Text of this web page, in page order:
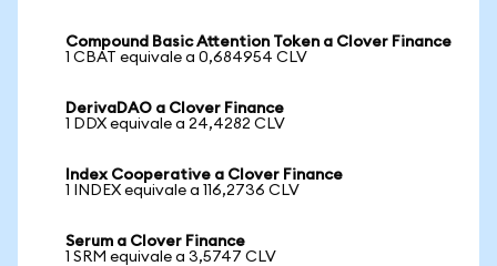
Compound Basic Attention Token a Clover Finance
1 CBAT equivale a 0,684954 CLV
DerivaDAO a Clover Finance
1 DDX equivale a 24,4282 CLV
Index Cooperative a Clover Finance
1 INDEX equivale a 116,2736 CLV
Serum a Clover Finance
1 SRM equivale a 3,5747 CLV